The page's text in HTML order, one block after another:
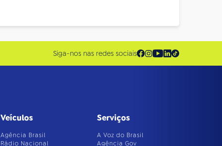
Siga-nos nas redes sociais
Veículos
Agência Brasil
Rádio Nacional
Serviços
A Voz do Brasil
Agência Gov